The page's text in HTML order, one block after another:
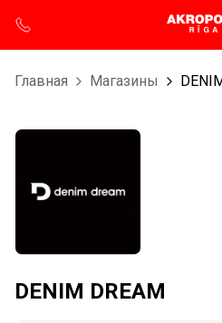
Главная Магазины
DENIM DREAM